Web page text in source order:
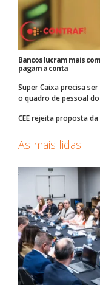
Bancos lucram mais
pagam a conta
Super Caixa precisa
o quadro de pessoal
CEE rejeita proposta
As mais lidas